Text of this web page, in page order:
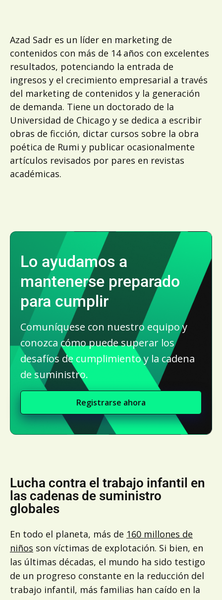
Azad Sadr es un líder en marketing de
contenidos con más de 14 años con excelentes
resultados, potenciando la entrada de
ingresos y el crecimiento empresarial a través
del marketing de contenidos y la generación
de demanda. Tiene un doctorado de la
Universidad de Chicago y se dedica a escribir
obras de ficción, dictar cursos sobre la obra
poética de Rumi y publicar ocasionalmente
artículos revisados por pares en revistas
académicas.
Lo ayudamos a
mantenerse preparado
para cumplir
Comuníquese con nuestro equipo y
conozca cómo puede superar los
desafíos de cumplimiento y la cadena
de suministro.
Registrarse ahora
Lucha contra el trabajo infantil en
las cadenas de suministro
globales
En todo el planeta, más de 160 millones de
niños son víctimas de explotación. Si bien, en
las últimas décadas, el mundo ha sido testigo
de un progreso constante en la reducción del
trabajo infantil, más familias han caído en la